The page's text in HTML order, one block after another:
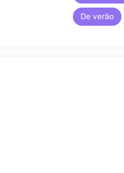
De verão